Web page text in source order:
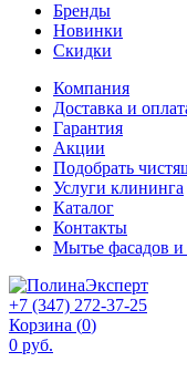
Бренды
Новинки
Скидки
Компания
Доставка и
Гарантия
Акции
Подобрать
Услуги клининга
Каталог
Контакты
Мытье фасадов и
+7 (347) 272-37-25
Корзина (0)
0 руб.